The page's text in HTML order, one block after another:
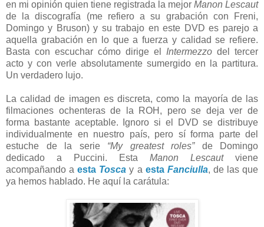
en mi opinión quien tiene registrada la mejor Manon Lescaut
de la discografía (me refiero a su grabación con Freni,
Domingo y Bruson) y su trabajo en este DVD es parejo a
aquella grabación en lo que a fuerza y calidad se refiere.
Basta con escuchar cómo dirige el
Intermezzo del tercer
acto y con verle absolutamente sumergido en la partitura.
Un verdadero lujo.
La calidad de imagen es discreta, como la mayoría de las
filmaciones ochenteras de la ROH, pero se deja ver de
forma bastante aceptable. Ignoro si el DVD se distribuye
individualmente en nuestro país, pero sí forma parte del
estuche de la serie “My greatest roles”de Domingo
dedicado a Puccini. Esta Manon Lescaut viene
acompañando aesta Tosca y a esta Fanciulla, de las que
ya hemos hablado. He aquí la carátula: